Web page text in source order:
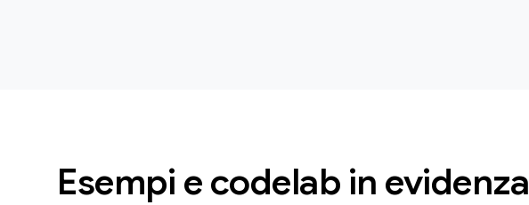
Esempi e codelab in evidenza